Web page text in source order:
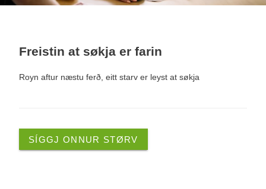
Freistin at søkja er farin
Royn aftur næstu ferð, eitt starv er leyst at søkja
SÍGGJ ONNUR STØRV